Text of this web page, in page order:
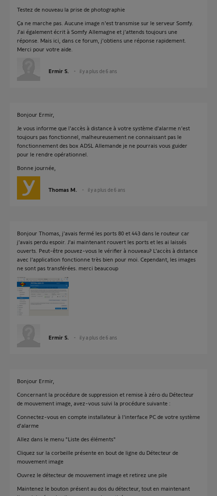
Testez de nouveau la prise de photographie
Ça ne marche pas. Aucune image n'est transmise sur le serveur Somfy.
J'ai également écrit à Somfy Allemagne et j'attends toujours une
réponse. Mais ici, dans ce forum, j'obtiens une réponse rapidement.
Merci pour votre aide.
Ermir S. il y a plus de 6 ans
Bonjour Ermir,
Je vous informe que l'accès à distance à votre système d'alarme n'est
toujours pas fonctionnel, malheureusement ne connaissant pas le
fonctionnement des box ADSL Allemande je ne pourrais vous guider
pour le rendre opérationnel.
Bonne journée,
Thomas M. il y a plus de 6 ans
Bonjour Thomas, j'avais fermé les ports 80 et 443 dans le routeur car
j'avais perdu espoir. J'ai maintenant rouvert les ports et les ai laissés
ouverts. Peut-être pouvez-vous le vérifier à nouveau? L'accès à distance
avec l'application fonctionne très bien pour moi. Cependant, les images
ne sont pas transférées. merci beaucoup
Ermir S. il y a plus de 6 ans
Bonjour Ermir,
Concernant la procédure de suppression et remise à zéro du Détecteur
de mouvement image, avez-vous suivi la procédure suivante :
Connectez-vous en compte installateur à l'interface PC de votre système
d'alarme
Allez dans le menu "Liste des éléments"
Cliquez sur la corbeille présente en bout de ligne du Détecteur de
mouvement image
Ouvrez le détecteur de mouvement image et retirez une pile
Maintenez le bouton présent au dos du détecteur, tout en maintenant